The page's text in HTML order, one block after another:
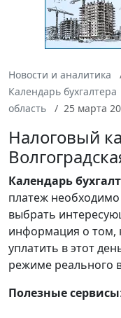
Новости и аналитика
Календарь бухгалтера
область
25 марта
Налоговый
Календарь
платеж
выбрать
информация о том,
уплатить в этот
режиме реального
Полезные сервисы: